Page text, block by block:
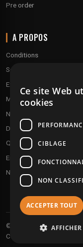
Pre order
A PROPOS
Conditions
Service client
Expédition & retours
Modes de paiement
Notre programme de
Disques cadeaux
Qui sommes-nous ?
Envoyez vos démos
Nous contacter
© 2026 Undergroundtekno
Conditions générales de
Ce site Web
cookies
CIBLAGE
NON
ACCEPTER TOUT